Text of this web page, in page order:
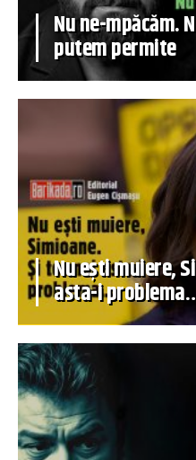
Nu ne-mpăcăm.
putem permite
Nu ești muiere,
asta-i